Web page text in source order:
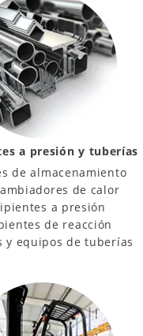
a presión y tuberías
de almacenamiento
de calor
a presión
de reacción
y equipos de tuberías